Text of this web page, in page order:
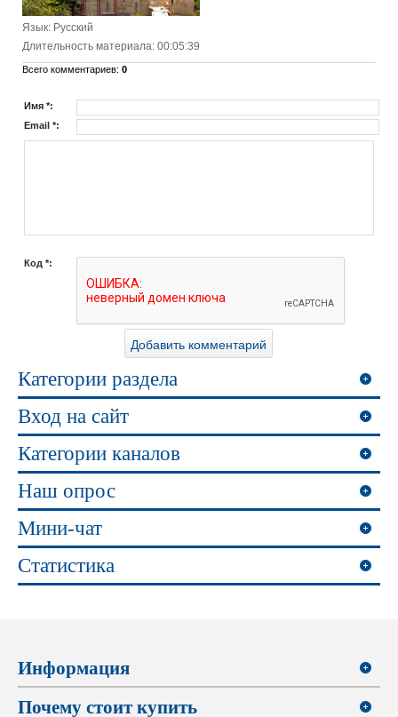
Язык: Русский
Длительность материала: 00:05:39
Всего комментариев: 0
Имя *:
Email *:
Код *:
Категории раздела
Вход на сайт
Категории каналов
Наш опрос
Мини-чат
Статистика
Информация
Почему стоит купить